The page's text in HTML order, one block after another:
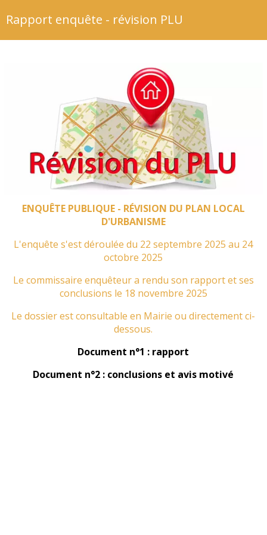
Rapport enquête - révision PLU
ENQUÊTE PUBLIQUE - RÉVISION DU PLAN LOCAL
D'URBANISME
L'enquête s'est déroulée du 22 septembre 2025 au 24
octobre 2025
Le commissaire enquêteur a rendu son rapport et ses
conclusions le 18 novembre 2025
Le dossier est consultable en Mairie ou directement ci-
dessous.
Document n°1 : rapport
Document n°2 : conclusions et avis motivé